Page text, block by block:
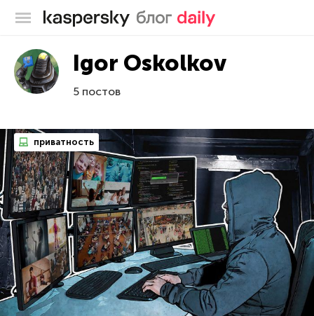
Блог Касперского
Igor Oskolkov
5 постов
приватность